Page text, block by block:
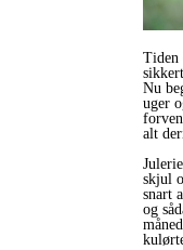
Tiden
Nu
uger
alt
skjul
snart
og